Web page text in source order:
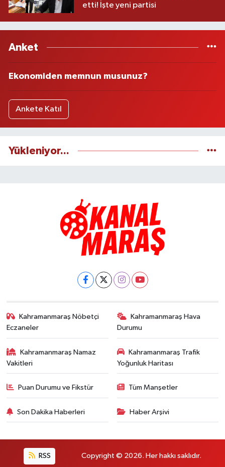
etti! İşte yeni partisi
Anket
Ekonomiden memnun musunuz?
Ankete Katıl
Yükleniyor...
Kahramanmaraş Nöbetçi
Eczaneler
Kahramanmaraş Hava
Durumu
Kahramanmaraş Namaz
Vakitleri
Kahramanmaraş Trafik
Yoğunluk Haritası
Puan Durumu ve Fikstür Tüm Manşetler
Son Dakika Haberleri Haber Arşivi
RSS Copyright © 2026. Her hakkı saklıdır.